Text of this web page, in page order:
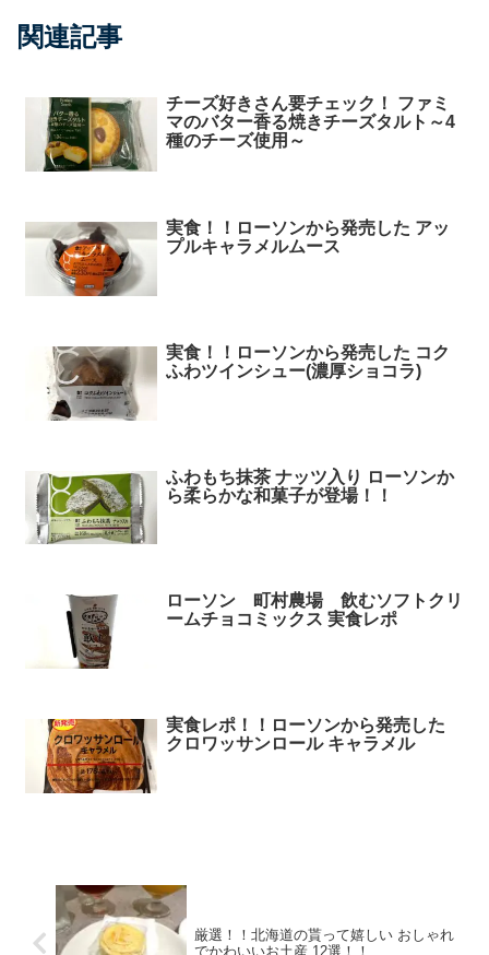
関連記事
チーズ好きさん要チェック！ ファミ
マのバター香る焼きチーズタルト～4
種のチーズ使用～
実食！！ローソンから発売した アッ
プルキャラメルムース
実食！！ローソンから発売した コク
ふわツインシュー(濃厚ショコラ)
ふわもち抹茶 ナッツ入り ローソンか
ら柔らかな和菓子が登場！！
ローソン 町村農場 飲むソフトクリ
ームチョコミックス 実食レポ
実食レポ！！ローソンから発売した
クロワッサンロール キャラメル
厳選！！北海道の貰って嬉しい おしゃれ
でかわいいお土産 12選！！